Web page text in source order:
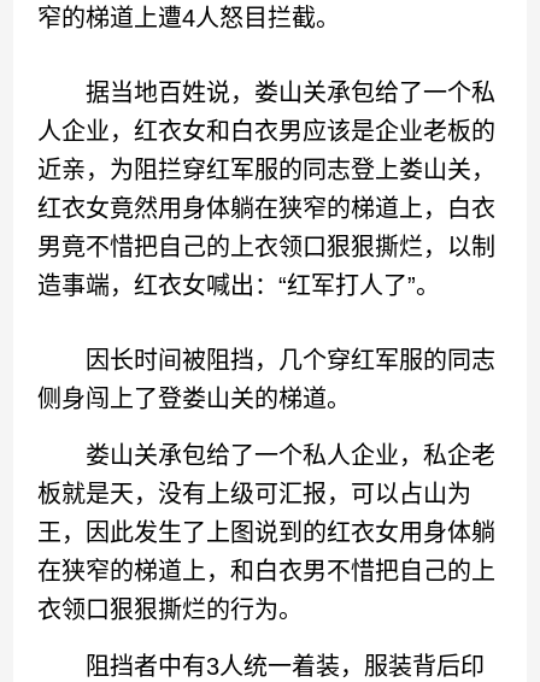
窄的梯道上遭4人怒目拦截。
据当地百姓说，娄山关承包给了一个私
人企业，红衣女和白衣男应该是企业老板的
近亲，为阻拦穿红军服的同志登上娄山关，
红衣女竟然用身体躺在狭窄的梯道上，白衣
男竟不惜把自己的上衣领口狠狠撕烂，以制
造事端，红衣女喊出：“红军打人了”。
因长时间被阻挡，几个穿红军服的同志
侧身闯上了登娄山关的梯道。
娄山关承包给了一个私人企业，私企老
板就是天，没有上级可汇报，可以占山为
王，因此发生了上图说到的红衣女用身体躺
在狭窄的梯道上，和白衣男不惜把自己的上
衣领口狠狠撕烂的行为。
阻挡者中有3人统一着装，服装背后印